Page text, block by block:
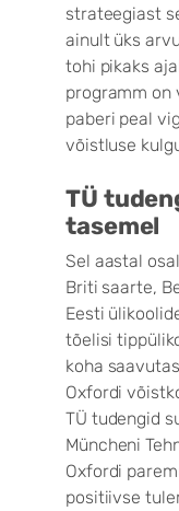
strateegiast
ainult üks
tohi pikaks
programm on
paberi peal
võistluse
TÜ
tasemel
Sel aastal
Briti saarte,
Eesti
tõelisi
koha
Oxfordi
TÜ tudengid
Müncheni
Oxfordi
positiivse